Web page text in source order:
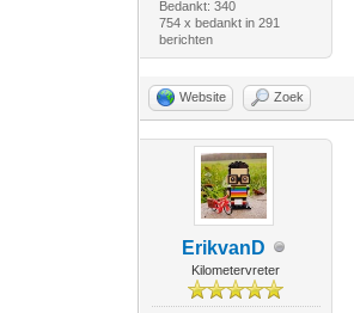
Bedankt: 340
754 x bedankt in 291
berichten
Website Zoek
ErikvanD
Kilometervreter